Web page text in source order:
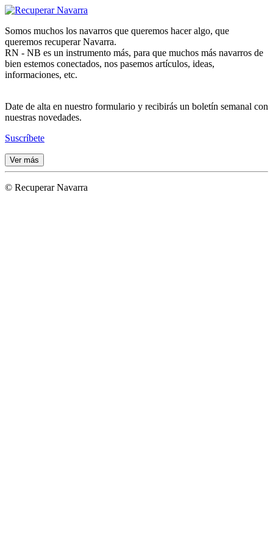
Somos muchos los navarros que queremos hacer algo, que
queremos recuperar Navarra.
RN - NB es un instrumento más, para que muchos más navarros de
bien estemos conectados, nos pasemos artículos, ideas,
informaciones, etc.
Date de alta en nuestro formulario y recibirás un boletín semanal con
nuestras novedades.
Suscríbete
Ver más
© Recuperar Navarra